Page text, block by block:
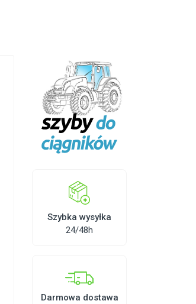
Szybka wysyłka
24/48h
Darmowa dostawa